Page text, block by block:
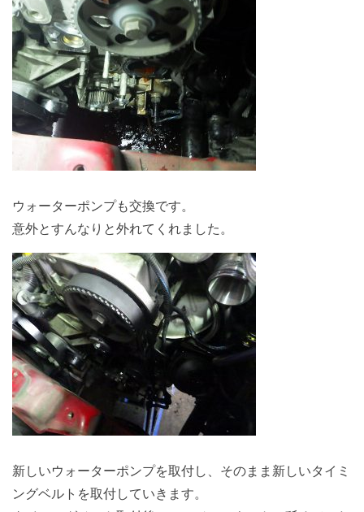
ウォーターポンプも交換です。
意外とすんなりと外れてくれました。
新しいウォーターポンプを取付し、そのまま新しいタイミ
ングベルトを取付していきます。